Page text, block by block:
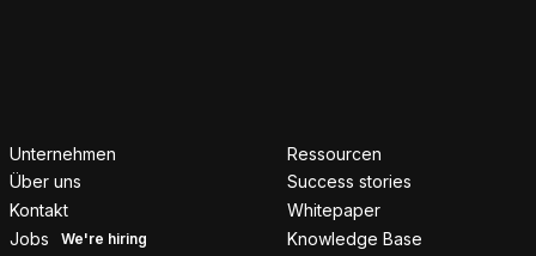
Unternehmen
Über uns
Kontakt
Jobs
Ressourcen
Success stories
Whitepaper
Knowledge Base